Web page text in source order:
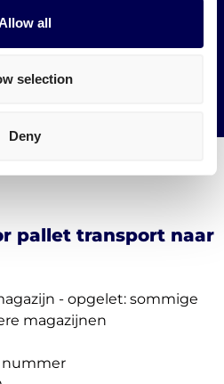
all
selection
Deny
anders leeg zouden rijden. Zo
naar Amazon ULS1.
pallet transport naar
- opgelet: sommige
magazijnen
nummer